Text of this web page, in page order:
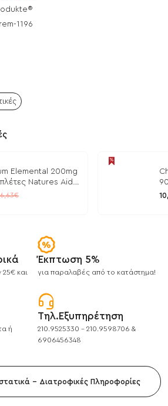
1196
Elemental 200mg
Natures Aid
/
και
Έκπτωση 5%
για παραλαβές από το κατάστημα!
ή
Τηλ.Εξυπηρέτηση
210.9525330 - 210.9598706 &
6906456348
- Διατροφικές Πληροφορίες